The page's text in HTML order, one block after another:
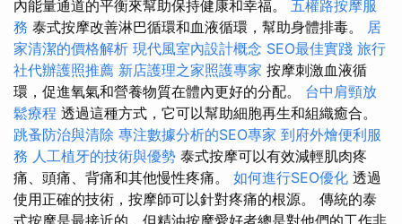
內能量通道的平衡來幫助保持健康和幸福。 五權路按摩服
務 泰式按摩改善淋巴循環和血液循環，幫助身體排毒。 居
家清潔的價格解析 現代風室內設計概念 SEO最佳實踐 旅行
社代辦護照推薦 新店護理之家照護專家 按摩刺激血液循
環，促進氧氣和營養物質在體內更好的分配。 台中肩頸放
鬆療程 透過這種方式，它可以幫助細胞再生和組織癒合。
跳蚤防治與清除 專注數據分析的SEO專家 到府外燴便利服
務 人工植牙的技術與優勢 泰式按摩可以有效減輕肌肉疼
痛、頭痛、背痛和其他慢性疼痛。 如何進行SEO優化 透過
使用正確的技術，按摩師可以針對疼痛的根源。 傳統的泰
式按摩是最接近的，但精油按摩愛好者總是對他們的工作非